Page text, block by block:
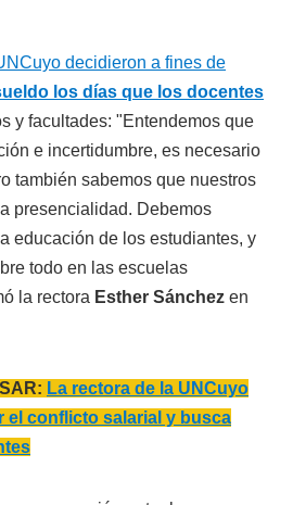
decidieron a fines de
los días que los docentes
y facultades: "Entendemos que
e incertidumbre, es necesario
también sabemos que nuestros
presencialidad. Debemos
educación de los estudiantes, y
todo en las escuelas
la rectora Esther Sánchez en
La rectora de la UNCuyo
el conflicto salarial y busca